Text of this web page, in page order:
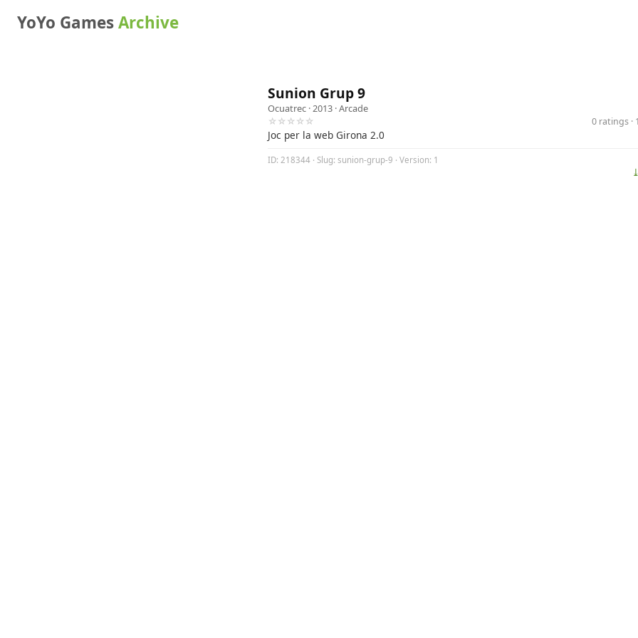
YoYo GamesArchive
Sunion Grup 9
Ocuatrec · 2013 ·Arcade
☆☆☆☆☆
0 ratings ·
Joc per la web Girona 2.0
ID: 218344 · Slug: sunion-grup-9 · Version: 1